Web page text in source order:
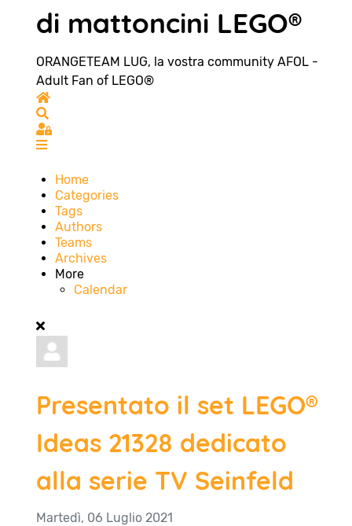
di mattoncini LEGO®
ORANGETEAM LUG, la vostra community AFOL -
Adult Fan of LEGO®
Home
Sign In
Home
Categories
Tags
Authors
Teams
Archives
More
Calendar
Presentato il set LEGO®
Ideas 21328 dedicato
alla serie TV Seinfeld
Martedì, 06 Luglio 2021